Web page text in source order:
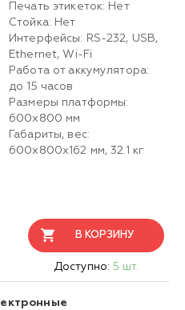
Печать этикеток: Нет
Стойка: Нет
Интерфейсы: RS-232, USB,
Ethernet, Wi-Fi
Работа от аккумулятора:
до 15 часов
Размеры платформы:
600х800 мм
Габариты, вес:
600х800х162 мм, 32.1 кг
В КОРЗИНУ
Доступно: 5 шт.